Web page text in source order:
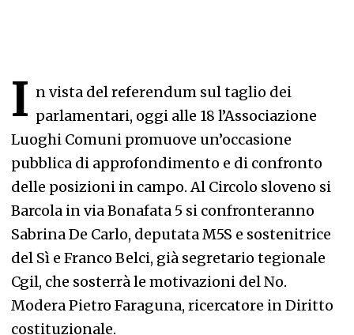
I n vista del referendum sul taglio dei
parlamentari, oggi alle 18 l’Associazione
Luoghi Comuni promuove un’occasione
pubblica di approfondimento e di confronto
delle posizioni in campo. Al Circolo sloveno si
Barcola in via Bonafata 5 si confronteranno
Sabrina De Carlo, deputata M5S e sostenitrice
del Sì e Franco Belci, già segretario tegionale
Cgil, che sosterrà le motivazioni del No.
Modera Pietro Faraguna, ricercatore in Diritto
costituzionale.